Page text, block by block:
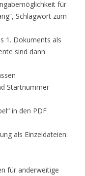
für
Schlagwort zum
1. Dokuments als
sind dann
Startnummer
in den PDF
als Einzeldateien:
für anderweitige